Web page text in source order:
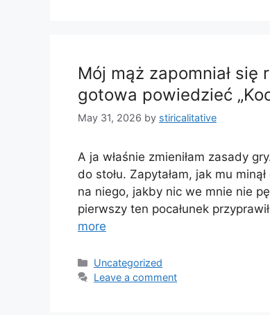
Mój mąż zapomniał się
gotowa powiedzieć
May 31, 2026 by stiricalitative
A ja właśnie zmieniłam zasady
do stołu. Zapytałam, jak mu
na niego, jakby nic we mnie nie
pierwszy ten pocałunek
more
Categories
Uncategorized
Leave a comment